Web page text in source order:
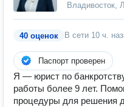
Владивосток,
40 оценок В сети 10 ч.
Паспорт проверен
Я — юрист по
работы более 9 лет.
процедуры для решения